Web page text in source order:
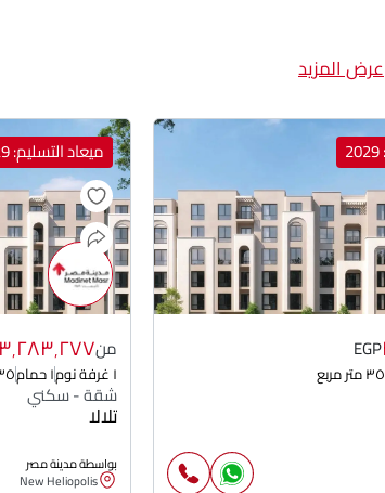
عرض المزيد
EGP
٣٥ متر مربع
ميعاد التسليم: 2029
من٣٬٢٨٣٬٢٧٧
١ غرفة نوم ١ حمام ٣٥ متر
شقة - سكني
تلالا
بواسطة مدينة مصر
New Heliopolis